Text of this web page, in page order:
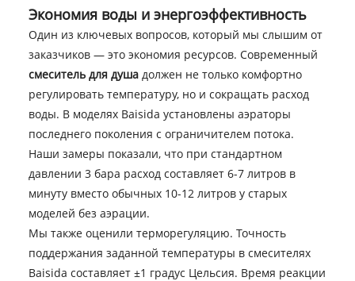
Экономия воды и энергоэффективность
Один из ключевых вопросов, который мы слышим от
заказчиков — это экономия ресурсов. Современный
смеситель для душадолжен не только комфортно
регулировать температуру, но и сокращать расход
воды. В моделях Baisida установлены аэраторы
последнего поколения с ограничителем потока.
Наши замеры показали, что при стандартном
давлении 3 бара расход составляет 6-7 литров в
минуту вместо обычных 10-12 литров у старых
моделей без аэрации.
Мы также оценили терморегуляцию. Точность
поддержания заданной температуры в смесителях
Baisida составляет ±1 градус Цельсия. Время реакции